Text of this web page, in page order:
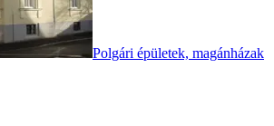
Polgári épületek, magánházak